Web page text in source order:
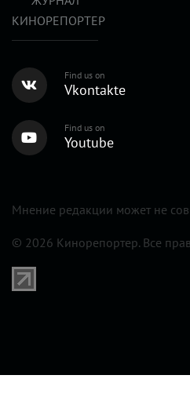
КИНОРЕПОРТЕР
Find us on
Vkontakte
Find us on
Youtube
Мнение редакции может не
© 2026 Кинорепортер. Все